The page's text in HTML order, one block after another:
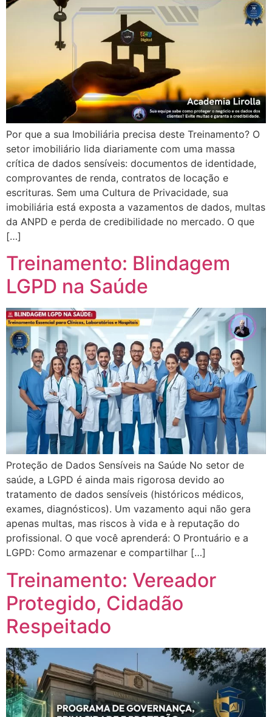
Por que a sua Imobiliária precisa deste Treinamento? O
setor imobiliário lida diariamente com uma massa
crítica de dados sensíveis: documentos de identidade,
comprovantes de renda, contratos de locação e
escrituras. Sem uma Cultura de Privacidade, sua
imobiliária está exposta a vazamentos de dados, multas
da ANPD e perda de credibilidade no mercado. O que
[…]
Treinamento: Blindagem
LGPD na Saúde
Proteção de Dados Sensíveis na Saúde No setor de
saúde, a LGPD é ainda mais rigorosa devido ao
tratamento de dados sensíveis (históricos médicos,
exames, diagnósticos). Um vazamento aqui não gera
apenas multas, mas riscos à vida e à reputação do
profissional. O que você aprenderá: O Prontuário e a
LGPD: Como armazenar e compartilhar […]
Treinamento: Vereador
Protegido, Cidadão
Respeitado